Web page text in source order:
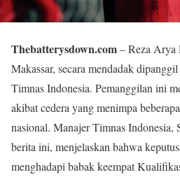
Thebatterysdown.com– Reza Arya
Makassar, secara mendadak
Timnas Indonesia. Pemanggilan ini
akibat cedera yang menimpa
nasional. Manajer Timnas Indonesia,
berita ini, menjelaskan bahwa
menghadapi babak keempat